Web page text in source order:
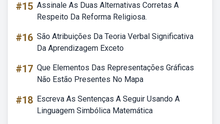
#15 Assinale As Duas Alternativas Corretas A
Respeito Da Reforma Religiosa.
#16 São Atribuições Da Teoria Verbal Significativa
Da Aprendizagem Exceto
#17 Que Elementos Das Representações Gráficas
Não Estão Presentes No Mapa
#18 Escreva As Sentenças A Seguir Usando A
Linguagem Simbólica Matemática